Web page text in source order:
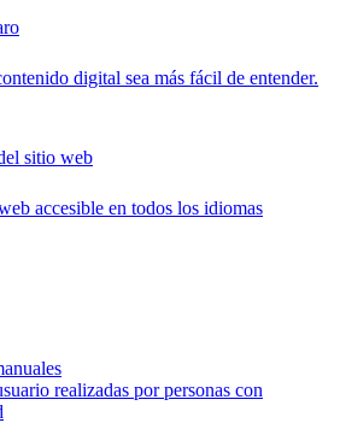
digital sea más fácil de entender.
sitio web
accesible en todos los idiomas
realizadas por personas con